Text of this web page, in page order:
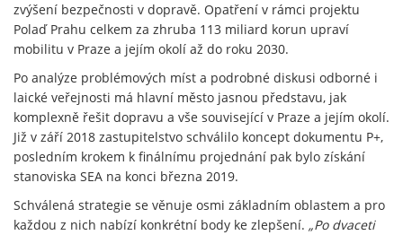
zvýšení bezpečnosti v dopravě. Opatření v rámci projektu
Polaď Prahu celkem za zhruba 113 miliard korun upraví
mobilitu v Praze a jejím okolí až do roku 2030.
Po analýze problémových míst a podrobné diskusi odborné i
laické veřejnosti má hlavní město jasnou představu, jak
komplexně řešit dopravu a vše související v Praze a jejím okolí.
Již v září 2018 zastupitelstvo schválilo koncept dokumentu P+,
posledním krokem k finálnímu projednání pak bylo získání
stanoviska SEA na konci března 2019.
Schválená strategie se věnuje osmi základním oblastem a pro
každou z nich nabízí konkrétní body ke zlepšení. „Po dvaceti